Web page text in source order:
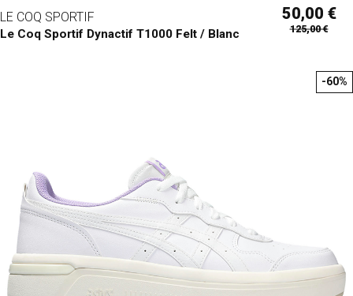
LE COQ SPORTIF
Le Coq Sportif Dynactif T1000 Felt / Blanc
50,00 €
125,00 €
-60%